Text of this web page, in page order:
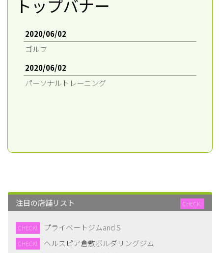
トップバナー
2020/06/02
ゴルフ
2020/06/02
パーソナルトレーニング
注目の店舗リスト CHECK!
CHECK! プライベートジムand S
CHECK! ヘルスピア倉敷ボルダリングジム